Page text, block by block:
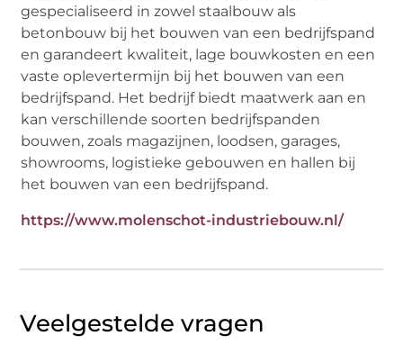
gespecialiseerd in zowel staalbouw als
betonbouw bij het bouwen van een bedrijfspand
en garandeert kwaliteit, lage bouwkosten en een
vaste oplevertermijn bij het bouwen van een
bedrijfspand. Het bedrijf biedt maatwerk aan en
kan verschillende soorten bedrijfspanden
bouwen, zoals magazijnen, loodsen, garages,
showrooms, logistieke gebouwen en hallen bij
het bouwen van een bedrijfspand.
https://www.molenschot-industriebouw.nl/
Veelgestelde vragen